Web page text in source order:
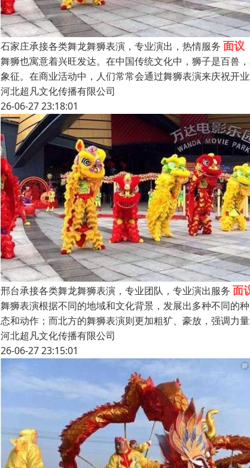
石家庄承接各类舞龙舞狮表演，专业演出，热情服务 面议
舞狮也寓意着兴旺发达。在中国传统文化中，狮子是百兽
象征。在商业活动中，人们常常会通过舞狮表演来庆祝开
河北超凡文化传播有限公司
26-06-27 23:18:01
邢台承接各类舞龙舞狮表演，专业团队，专业演出服务 面
舞狮表演根据不同的地域和文化背景，发展出多种不同的
态和动作；而北方的舞狮表演则更加粗犷、豪放，强调力
河北超凡文化传播有限公司
26-06-27 23:15:01